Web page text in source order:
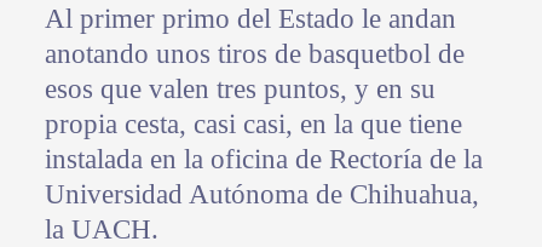
Al primer primo del Estado le andan
anotando unos tiros de basquetbol de
esos que valen tres puntos, y en su
propia cesta, casi casi, en la que tiene
instalada en la oficina de Rectoría de la
Universidad Autónoma de Chihuahua,
la UACH.